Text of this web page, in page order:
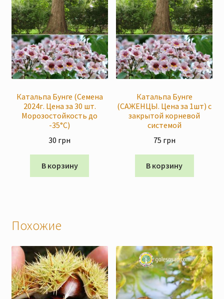
Катальпа Бунге (Семена
2024г. Цена за 30 шт.
Морозостойкость до
-35°C)
30 грн
В корзину
Катальпа Бунге
(САЖЕНЦЫ. Цена за 1шт) с
закрытой корневой
системой
75 грн
В корзину
Похожие